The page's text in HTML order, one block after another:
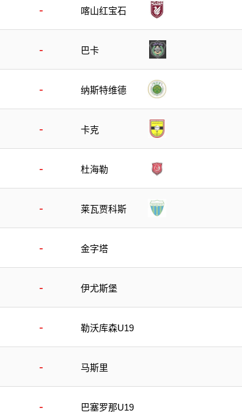
- 喀山红宝石
- 巴卡
- 纳斯特维德
- 卡克
- 杜海勒
- 莱瓦贾科斯
- 金字塔
- 伊尤斯堡
- 勒沃库森U19
- 马斯里
- 巴塞罗那U19